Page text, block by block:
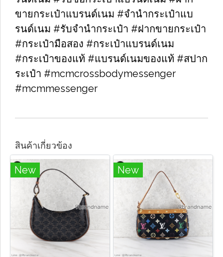
ขายกระเป๋าแบรนด์เนม​ #จำนำกระเป๋าแบ
รนด์เนม​ #รับจำนำกระเป๋า #ฝากขายกระเป๋า
#กระเป๋ามือสอง​ #กระเป๋าแบรนด์เนม​
#กระเป๋าของแท้​ #แบรนด์เนมของแท้ #สปาก
ระเป๋า #mcmcrossbodymessenger
#mcmmessenger
สินค้าเกี่ยวข้อง
New New